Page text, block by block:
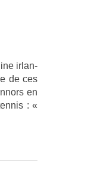
ir­lan­
de ces
en
: «